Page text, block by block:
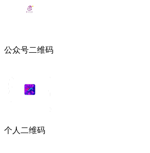
公众号二维码
个人二维码